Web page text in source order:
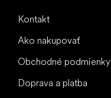
Kontakt
Ako nakupovať
Obchodné podmienky
Doprava a platba